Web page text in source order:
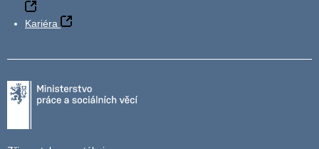
Kariéra